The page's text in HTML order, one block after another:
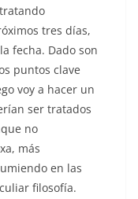
tres días,
fecha. Dado son
puntos clave
voy a hacer un
ser tratados
no
más
en las
filosofía.